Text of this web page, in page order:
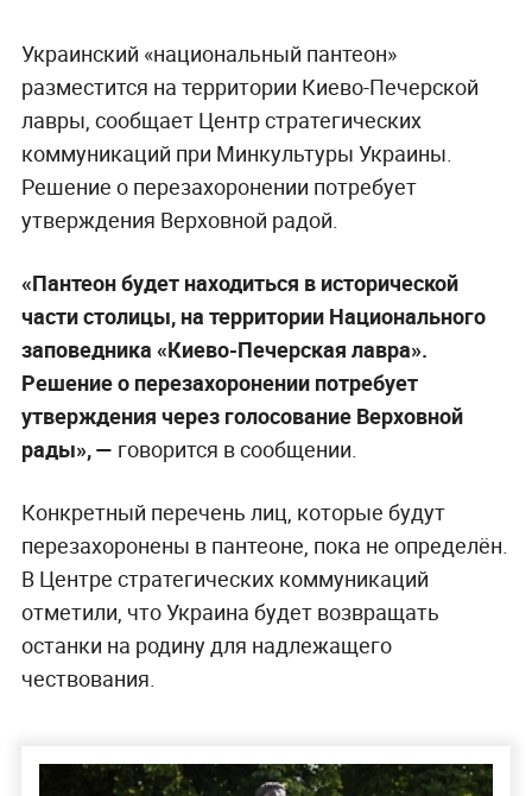
Украинский «национальный пантеон»
разместится на территории Киево-Печерской
лавры, сообщает Центр стратегических
коммуникаций при Минкультуры Украины.
Решение о перезахоронении потребует
утверждения Верховной радой.
«Пантеон будет находиться в исторической
части столицы, на территории Национального
заповедника «Киево-Печерская лавра».
Решение о перезахоронении потребует
утверждения через голосование Верховной
рады», — говорится в сообщении.
Конкретный перечень лиц, которые будут
перезахоронены в пантеоне, пока не определён.
В Центре стратегических коммуникаций
отметили, что Украина будет возвращать
останки на родину для надлежащего
чествования.